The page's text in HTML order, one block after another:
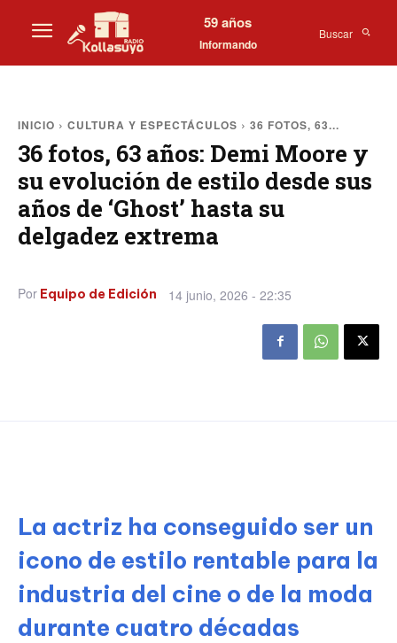
59 años
Informando
Buscar
INICIO CULTURA Y ESPECTÁCULOS 36 FOTOS, 63...
36 fotos, 63 años: Demi Moore y
su evolución de estilo desde sus
años de ‘Ghost’ hasta su
delgadez extrema
Por Equipo de Edición 14 junio, 2026 - 22:35
La actriz ha conseguido ser un
icono de estilo rentable para la
industria del cine o de la moda
durante cuatro décadas